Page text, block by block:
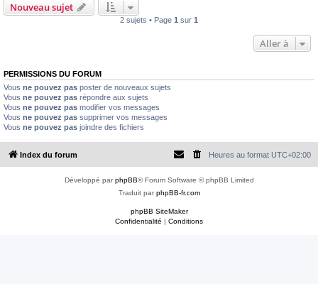
Nouveau sujet
2 sujets • Page 1 sur 1
Aller à
PERMISSIONS DU FORUM
Vous ne pouvez pas poster de nouveaux sujets
Vous ne pouvez pas répondre aux sujets
Vous ne pouvez pas modifier vos messages
Vous ne pouvez pas supprimer vos messages
Vous ne pouvez pas joindre des fichiers
Index du forum Heures au format UTC+02:00
Développé parphpBB® Forum Software © phpBB Limited
Traduit parphpBB-fr.com
phpBB SiteMaker
Confidentialité | Conditions